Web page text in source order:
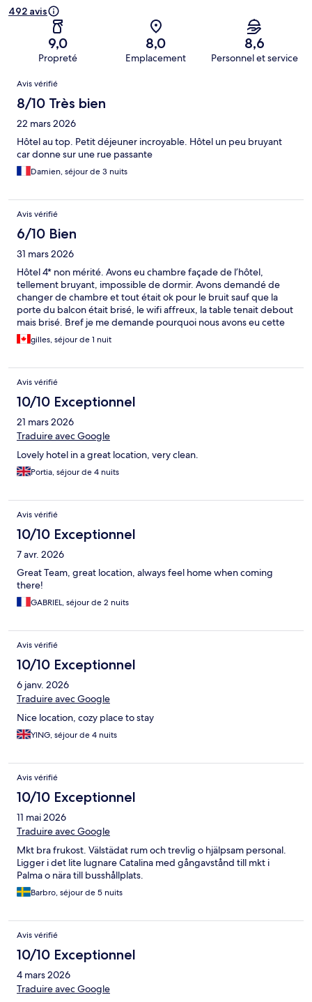
492 avis
9,0
Propreté
8,0
Emplacement
8,6
Personnel et service
Avis
Avis vérifié
8/10 Très bien
22 mars 2026
Hôtel au top. Petit déjeuner incroyable. Hôtel un peu bruyant
car donne sur une rue passante
Damien, séjour de 3 nuits
Avis vérifié
6/10 Bien
31 mars 2026
Hôtel 4* non mérité. Avons eu chambre façade de l’hôtel,
tellement bruyant, impossible de dormir. Avons demandé de
changer de chambre et tout était ok pour le bruit sauf que la
porte du balcon était brisé, le wifi affreux, la table tenait debout
mais brisé. Bref je me demande pourquoi nous avons eu cette
chambre au départ sachant très bien que c’est de la m…. Et que
l’hôtel est presque vide à ce temps de l’année. Nous ne y
gilles, séjour de 1 nuit
Avis vérifié
10/10 Exceptionnel
21 mars 2026
Traduire avec Google
Lovely hotel in a great location, very clean.
Portia, séjour de 4 nuits
Avis vérifié
10/10 Exceptionnel
7 avr. 2026
Great Team, great location, always feel home when coming
there!
GABRIEL, séjour de 2 nuits
Avis vérifié
10/10 Exceptionnel
6 janv. 2026
Traduire avec Google
Nice location, cozy place to stay
YING, séjour de 4 nuits
Avis vérifié
10/10 Exceptionnel
11 mai 2026
Traduire avec Google
Mkt bra frukost. Välstädat rum och trevlig o hjälpsam personal.
Ligger i det lite lugnare Catalina med gångavstånd till mkt i
Palma o nära till busshållplats.
Barbro, séjour de 5 nuits
Avis vérifié
10/10 Exceptionnel
4 mars 2026
Traduire avec Google